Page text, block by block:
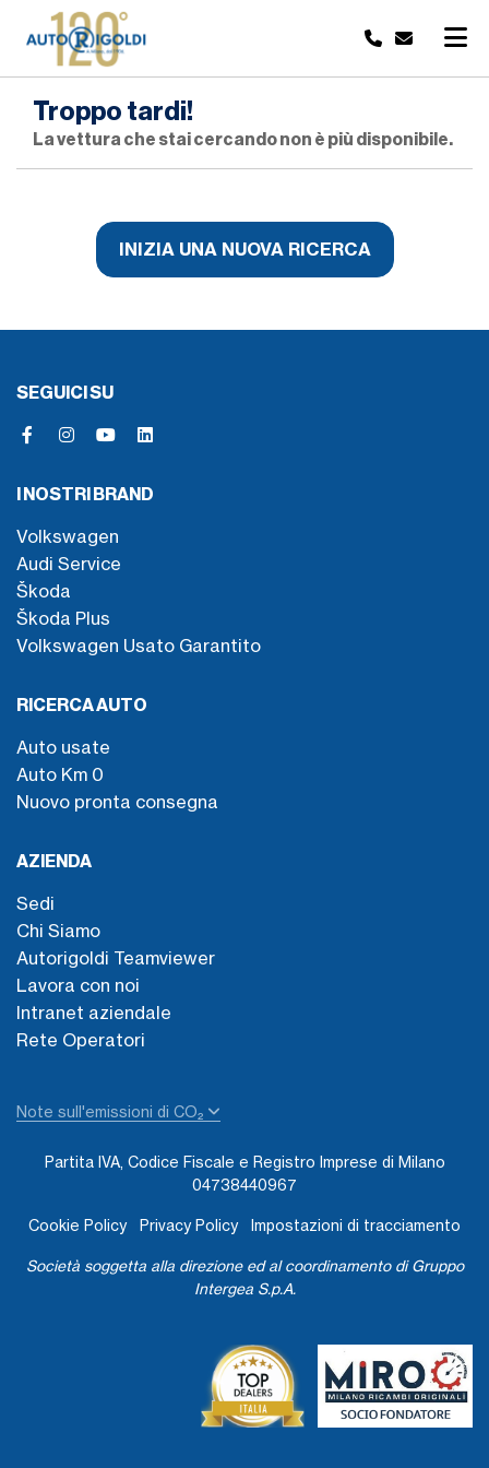
Troppo tardi!
La vettura che stai cercando non è più disponibile.
INIZIA UNA NUOVA RICERCA
SEGUICI SU
I NOSTRI BRAND
Volkswagen
Audi Service
Škoda
Škoda Plus
Volkswagen Usato Garantito
RICERCA AUTO
Auto usate
Auto Km 0
Nuovo pronta consegna
AZIENDA
Sedi
Chi Siamo
Autorigoldi Teamviewer
Lavora con noi
Intranet aziendale
Rete Operatori
Note sull'emissioni di CO₂
Partita IVA, Codice Fiscale e Registro Imprese di Milano
04738440967
Cookie Policy Privacy Policy Impostazioni di tracciamento
Società soggetta alla direzione ed al coordinamento di Gruppo
Intergea S.p.A.